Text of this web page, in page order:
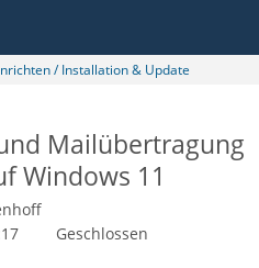
/ Installation & Update
Mailübertragung
Windows 11
Geschlossen